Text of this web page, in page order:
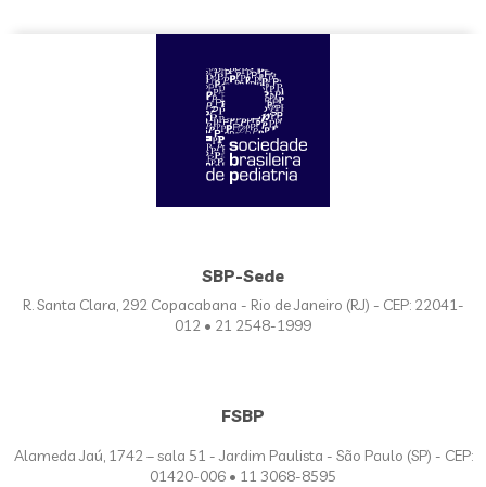
SBP-Sede
R. Santa Clara, 292 Copacabana - Rio de Janeiro (RJ) - CEP: 22041-
012 • 21 2548-1999
FSBP
Alameda Jaú, 1742 – sala 51 - Jardim Paulista - São Paulo (SP) - CEP:
01420-006 • 11 3068-8595